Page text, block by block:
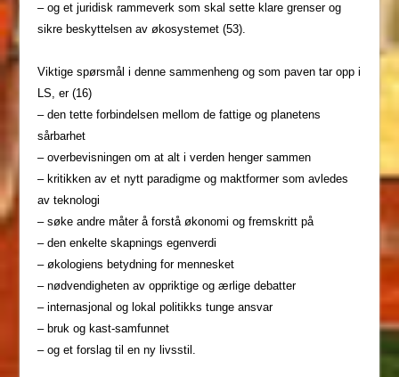
– og et juridisk rammeverk som skal sette klare grenser og
sikre beskyttelsen av økosystemet (53).
Viktige spørsmål i denne sammenheng og som paven tar opp i
LS, er (16)
– den tette forbindelsen mellom de fattige og planetens
sårbarhet
– overbevisningen om at alt i verden henger sammen
– kritikken av et nytt paradigme og maktformer som avledes
av teknologi
– søke andre måter å forstå økonomi og fremskritt på
– den enkelte skapnings egenverdi
– økologiens betydning for mennesket
– nødvendigheten av oppriktige og ærlige debatter
– internasjonal og lokal politikks tunge ansvar
– bruk og kast-samfunnet
– og et forslag til en ny livsstil.